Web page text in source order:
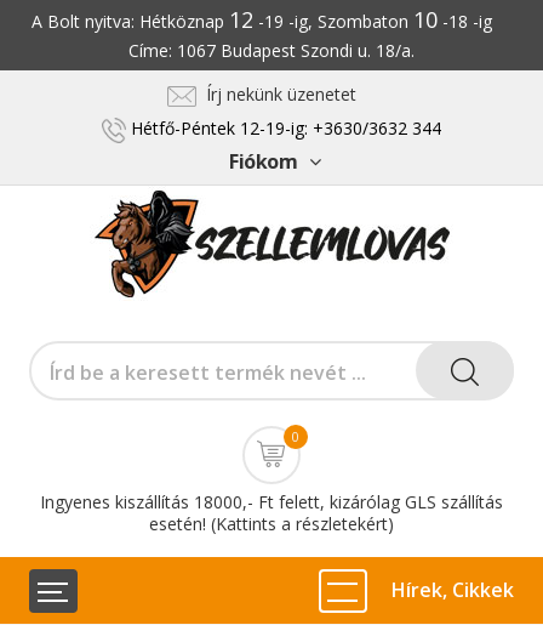
A Bolt nyitva: Hétköznap 12 -19 -ig, Szombaton 10-18 -ig
Címe: 1067 Budapest Szondi u. 18/a.
Írj nekünk üzenetet
Hétfő-Péntek 12-19-ig: +3630/3632 344
Fiókom
0
Ingyenes kiszállítás 18000,- Ft felett, kizárólag GLS szállítás
esetén! (Kattints a részletekért)
Hírek, Cikkek